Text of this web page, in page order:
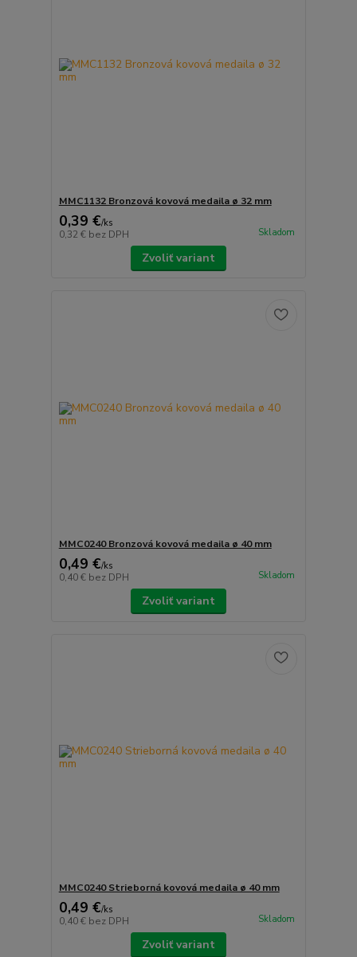
MMC1132 Bronzová kovová medaila ø 32 mm
0,39 €/ks
0,32 € bez DPH Skladom
Zvoliť variant
MMC0240 Bronzová kovová medaila ø 40 mm
0,49 €/ks
0,40 € bez DPH Skladom
Zvoliť variant
MMC0240 Strieborná kovová medaila ø 40 mm
0,49 €/ks
0,40 € bez DPH Skladom
Zvoliť variant